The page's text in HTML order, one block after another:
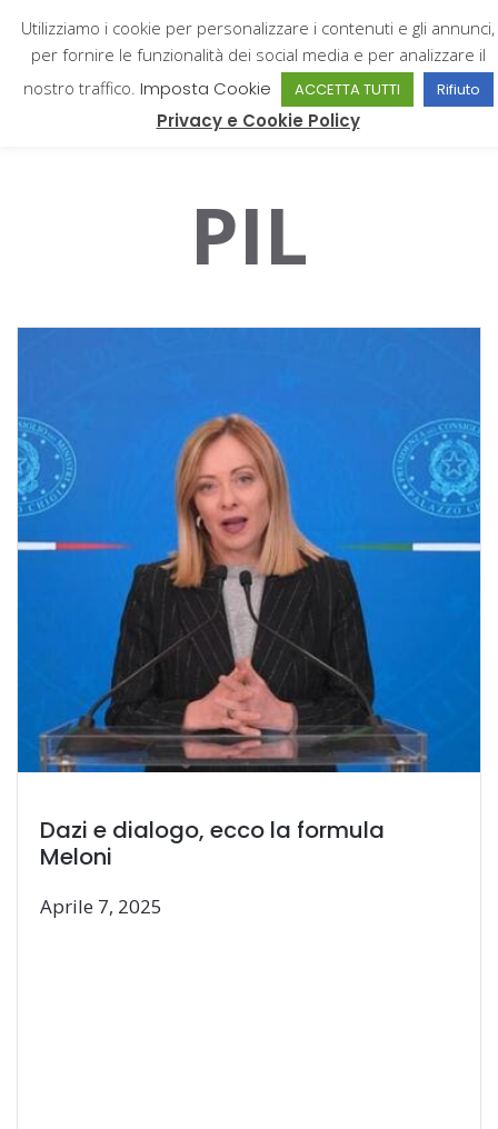
Giampiero Catone
PIL
Dazi e dialogo, ecco la formula
Meloni
Aprile 7, 2025
Utilizziamo i cookie per personalizzare i contenuti e gli annunci,
per fornire le funzionalità dei social media e per analizzare il
nostro traffico. Imposta Cookie ACCETTA TUTTI Rifiuto
Privacy e Cookie Policy